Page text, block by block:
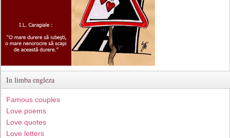
In limba engleza
Famous couples
Love poems
Love quotes
Love letters